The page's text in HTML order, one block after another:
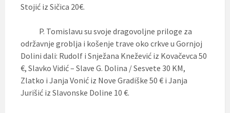
Stojić iz Sičica 20€.
P. Tomislavu su svoje dragovoljne priloge za
održavnje groblja i košenje trave oko crkve u Gornjoj
Dolini dali: Rudolf i Snježana Knežević iz Kovačevca 50
€, Slavko Vidić – Slave G. Dolina / Sesvete 30 KM,
Zlatko i Janja Vonić iz Nove Gradiške 50 € i Janja
Jurišić iz Slavonske Doline 10 €.